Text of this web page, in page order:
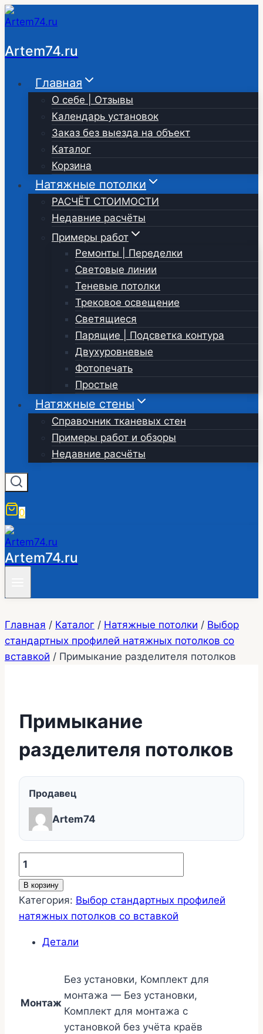
Перейти
к
содержимому
Artem74.ru
Главная
О себе | Отзывы
Календарь установок
Заказ без выезда на объект
Каталог
Корзина
Натяжные потолки
РАСЧЁТ СТОИМОСТИ
Недавние расчёты
Примеры работ
Ремонты | Переделки
Световые линии
Теневые потолки
Трековое освещение
Светящиеся
Парящие | Подсветка контура
Двухуровневые
Фотопечать
Простые
Натяжные стены
Справочник тканевых стен
Примеры работ и обзоры
Недавние расчёты
0
Artem74.ru
Главная / Каталог / Натяжные потолки / Выбор
стандартных профилей натяжных потолков со
вставкой / Примыкание разделителя потолков
Примыкание
разделителя потолков
Продавец
Artem74
Количество
товара
Примыкание
разделителя
потолков
В корзину
Категория: Выбор стандартных профилей
натяжных потолков со вставкой
Детали
Монтаж
Без установки, Комплект для
монтажа — Без установки,
Комплект для монтажа с
установкой без учёта краёв